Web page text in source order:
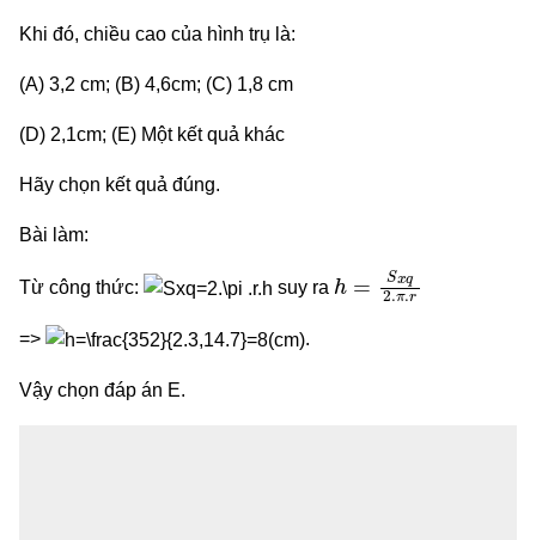
Khi đó, chiều cao của hình trụ là:
(A) 3,2 cm; (B) 4,6cm; (C) 1,8 cm
(D) 2,1cm; (E) Một kết quả khác
Hãy chọn kết quả đúng.
Bài làm:
Từ công thức: suy ra
h q2.
=> .
Vậy chọn đáp án E.